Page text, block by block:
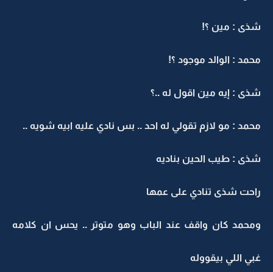
شذى : مين ؟!
محمد : الوالد موجود ؟!
شذى : إيه مين اقول له ..؟
محمد : مو لازم تقولي له احد .. بس نادي عليه ابيه شويه ..
شذى : طيب الحين بناديه
راحت شذى تنادي على عمها
ومحمد كان واقف عند الباب وهو متوتر .. يحس ان كلامه
غبي اللي بيقووله